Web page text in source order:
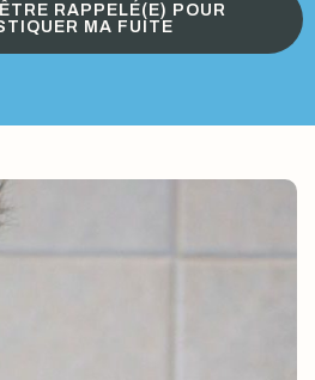
RAPPELÉ(E) POUR
MA FUITE